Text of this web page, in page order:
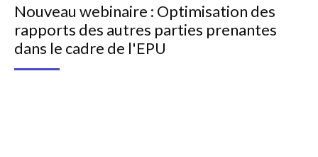
Nouveau webinaire : Optimisation des
rapports des autres parties prenantes
dans le cadre de l'EPU